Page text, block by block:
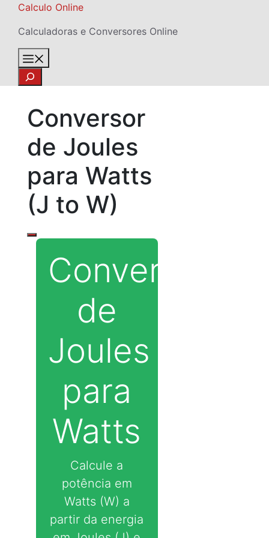
Skip
content
Calculo Online
Calculadoras e Conversores Online
Search
Conversor
de Joules
para Watts
(J to W)
Conversor
de
Joules
para
Watts
Calcule a
potência em
Watts (W) a
partir da energia